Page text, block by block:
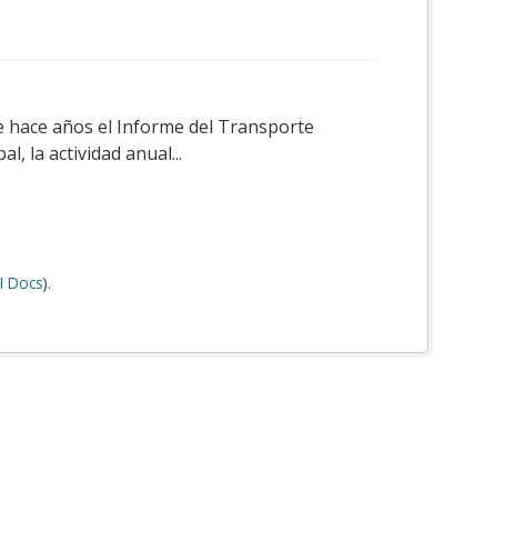
hace años el Informe del Transporte
la actividad anual...
Docs).